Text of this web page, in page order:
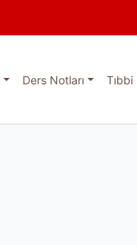
Ders Notları